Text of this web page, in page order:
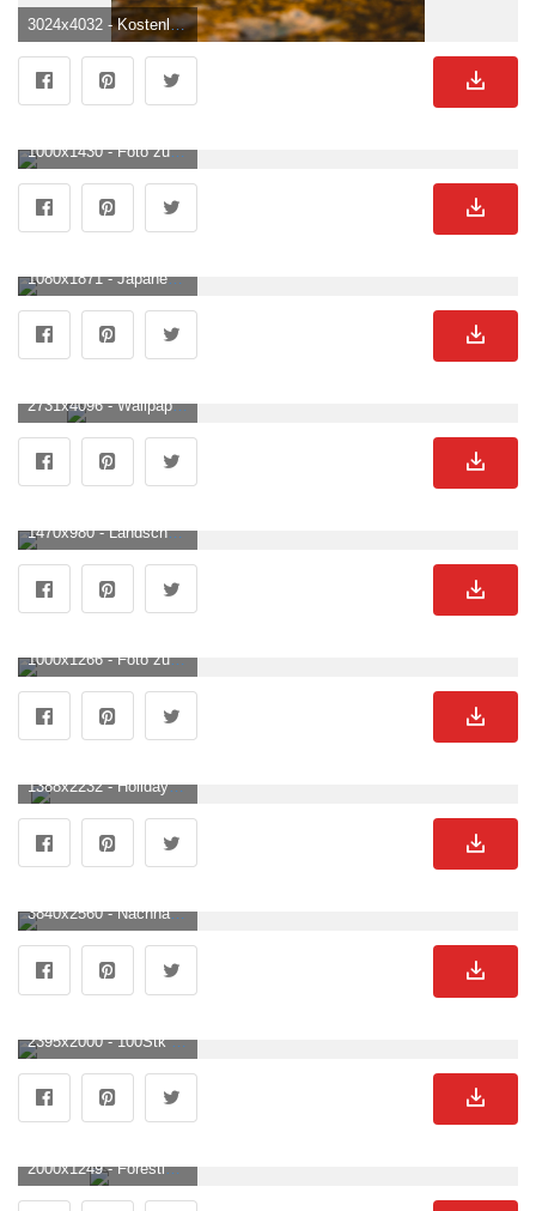
3024x4032 - Kostenloses Foto zum Thema: forststraße, leer, nadelwald, straße, vertikaler schuss, wald hintergrund, waldbäume. Wald See Bild.
1000x1430 - Foto zum Thema Tagsüber grüne Bäume in der Nähe des Sees. Wald See Hintergrund für Mobilgerät.
1080x1871 - Japanese Aesthetic Wallpaper in 2023. Fantasy art landscapes, Japanese art, Scenery wallpaper. Wald See Bild.
2731x4096 - Wallpaper. Ötztal. Wald See Hintergrundbild.
1470x980 - Landschaft Wald Und Wald See Mit Fliegend Vögel, Aquarell Gemälde Auf Texturiert Papier. Digital Aquarell Gemälde 23115176 Stock Photo Bei Vecteezy. Wald See Hintergrundbild für Computer.
1000x1266 - Foto zum Thema Ein See, umgeben von hohen Bäumen und Gras. Wald See Hintergrundbild.
1388x2232 - Holidays at the Forest Lake. Wald See Hintergrund .
3840x2560 - Nachhaltige Klamotten für saubere Meere und sicheren Wassersport. Wald See Hintergrundbild für Computer.
2395x2000 - 100Stk Nationalpark Welt Wandern Abenteuer Wald Drucke. Wald See Hintergrundbild.
2000x1249 - Forestland. Wald See Hintergrundbild für Computer.